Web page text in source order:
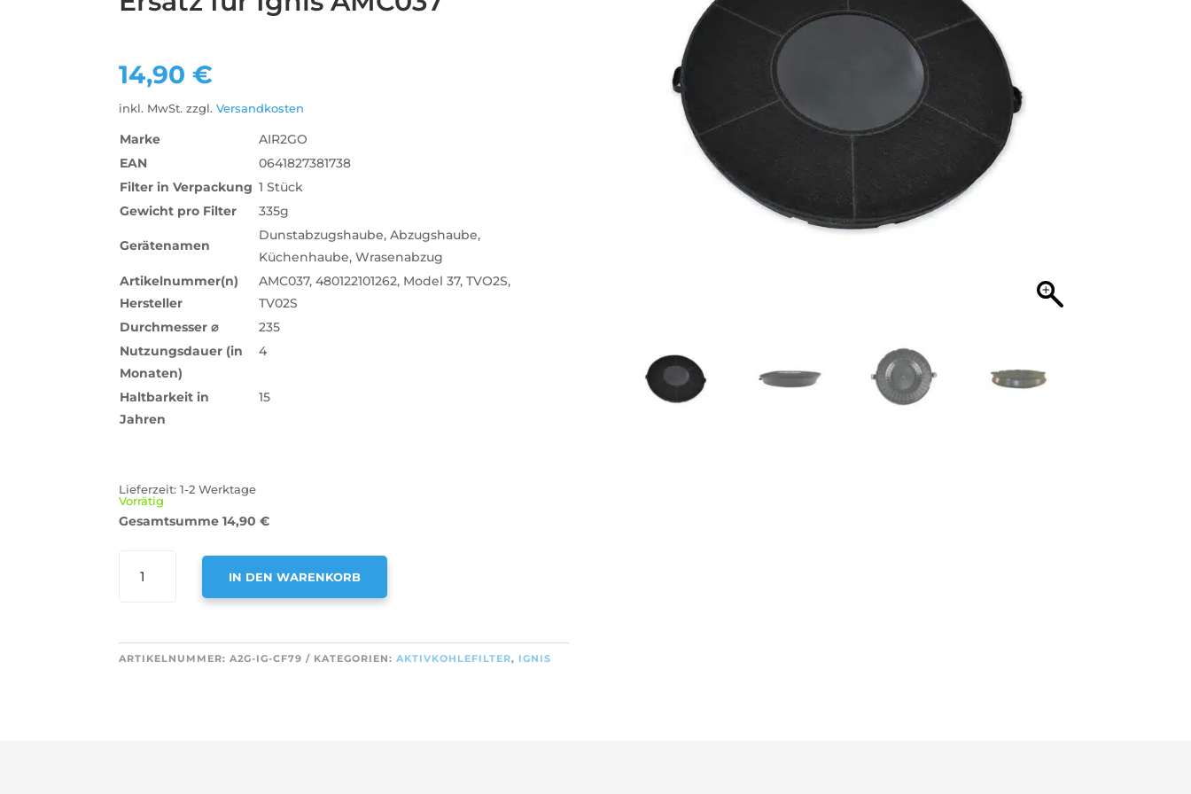
14,90€
inkl. MwSt. zzgl.Versandkosten
Marke
AIR2GO
EAN
0641827381738
Filter in Verpackung 1 Stück
Gewicht pro Filter
‎335g
Gerätenamen
‎Dunstabzugshaube, Abzugshaube,
Küchenhaube, Wrasenabzug
Artikelnummer(n)
Hersteller
AMC037, 480122101262, Model 37, TVO2S,
TV02S
Durchmesser⌀
235
Nutzungsdauer (in
Monaten)
4
Haltbarkeit in
Jahren
15
Lieferzeit:1-2 Werktage
Vorrätig
Gesamtsumme 14,90€
AKTIVKOHLEFILTER
FÜR
IGNIS
IN DEN WARENKORB
T
ARTIKELNUMMER:A2G-IG-CF79 KATEGORIEN:AKTIVKOHLEFILTER, IGNIS